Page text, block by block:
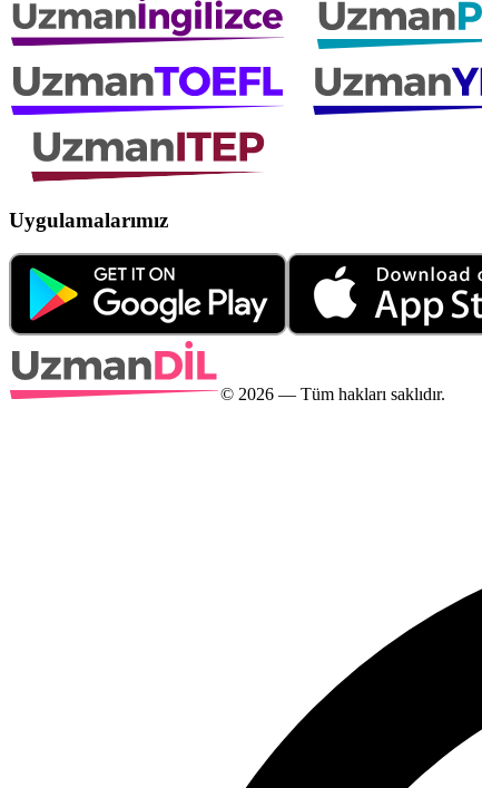
Uygulamalarımız
© 2026 — Tüm hakları saklıdır.